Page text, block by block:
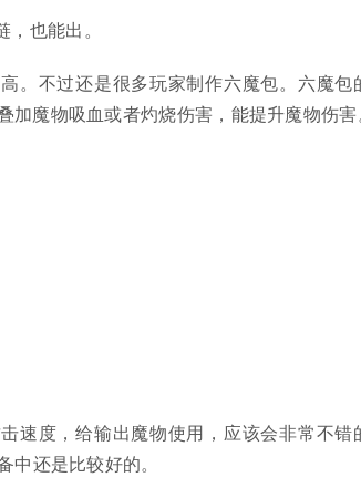
也能出。
。不过还是很多玩家制作六魔包。六魔包
加魔物吸血或者灼烧伤害，能提升魔物伤
速度，给输出魔物使用，应该会非常不错
还是比较好的。